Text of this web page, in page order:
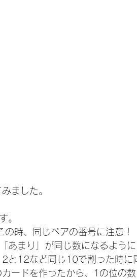
ました。
。
時、同じペアの番号に注意！
あまり」が同じ数になるように
と12など同じ10で割った時に
ードを作ったから、1の位の